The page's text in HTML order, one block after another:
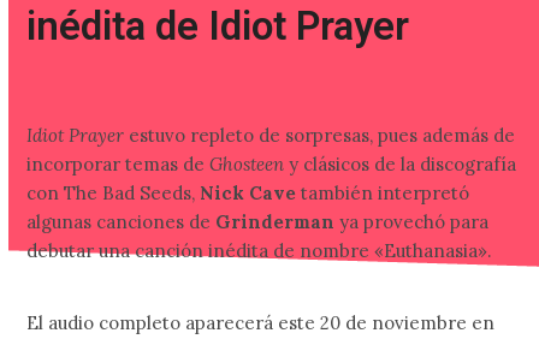
inédita de Idiot Prayer
Idiot Prayer estuvo repleto de sorpresas, pues además de
incorporar temas deGhosteeny clásicos de la discografía
con The Bad Seeds, Nick Cavetambién interpretó
algunas canciones de Grinderman ya provechó para
debutar una canción inédita de nombre «Euthanasia».
El audio completo aparecerá este 20 de noviembre en